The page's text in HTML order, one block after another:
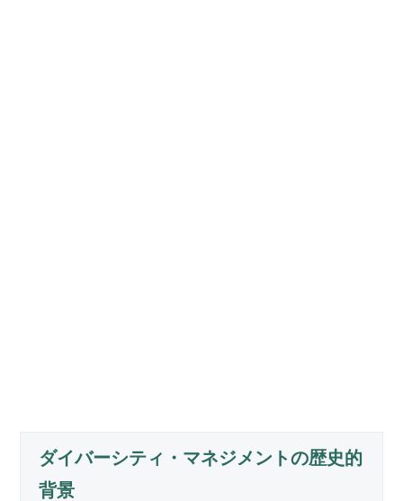
ダイバーシティ・マネジメントの歴史的
背景